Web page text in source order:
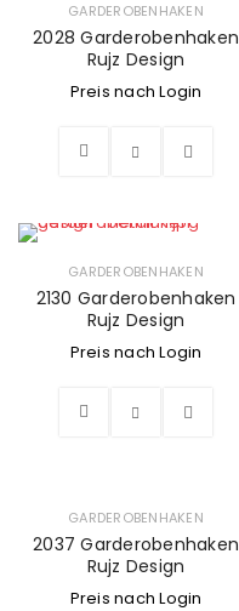
GARDEROBENHAKEN
2028 Garderobenhaken
Rujz Design
Preis nach Login
GARDEROBENHAKEN
2130 Garderobenhaken
Rujz Design
Preis nach Login
GARDEROBENHAKEN
2037 Garderobenhaken
Rujz Design
Preis nach Login